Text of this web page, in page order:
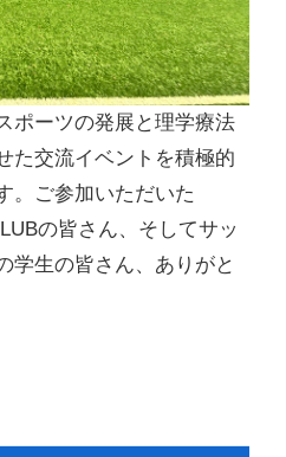
ポーツの発展と理学療法
た交流イベントを積極的
。ご参加いただいた
の皆さん、そしてサッ
学生の皆さん、ありがと